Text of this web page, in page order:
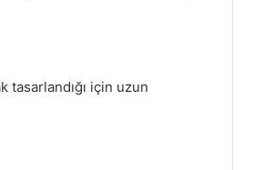
tasarlandığı için uzun